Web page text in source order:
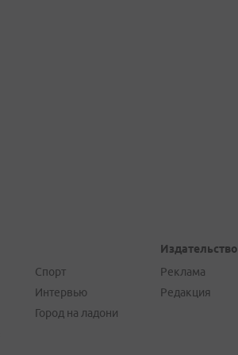
Спорт
Интервью
Город на ладони
Издательство
Реклама
Редакция